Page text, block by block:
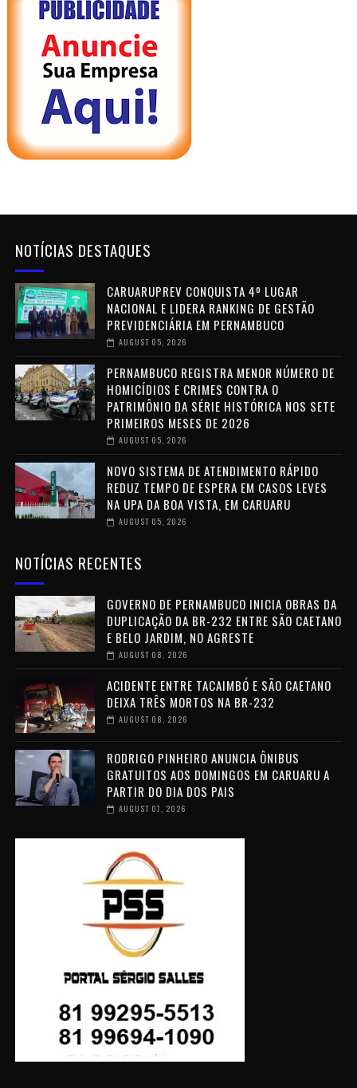
NOTÍCIAS DESTAQUES
CARUARUPREV CONQUISTA 4º LUGAR
NACIONAL E LIDERA RANKING DE GESTÃO
PREVIDENCIÁRIA EM PERNAMBUCO
AUGUST 05, 2026
PERNAMBUCO REGISTRA MENOR NÚMERO DE
HOMICÍDIOS E CRIMES CONTRA O
PATRIMÔNIO DA SÉRIE HISTÓRICA NOS SETE
PRIMEIROS MESES DE 2026
AUGUST 05, 2026
NOVO SISTEMA DE ATENDIMENTO RÁPIDO
REDUZ TEMPO DE ESPERA EM CASOS LEVES
NA UPA DA BOA VISTA, EM CARUARU
AUGUST 05, 2026
NOTÍCIAS RECENTES
GOVERNO DE PERNAMBUCO INICIA OBRAS DA
DUPLICAÇÃO DA BR-232 ENTRE SÃO CAETANO
E BELO JARDIM, NO AGRESTE
AUGUST 08, 2026
ACIDENTE ENTRE TACAIMBÓ E SÃO CAETANO
DEIXA TRÊS MORTOS NA BR-232
AUGUST 08, 2026
RODRIGO PINHEIRO ANUNCIA ÔNIBUS
GRATUITOS AOS DOMINGOS EM CARUARU A
PARTIR DO DIA DOS PAIS
AUGUST 07, 2026